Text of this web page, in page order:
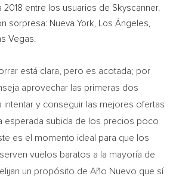
2018 entre los usuarios de Skyscanner.
sorpresa: Nueva York, Los Ángeles,
Vegas.
está clara, pero es acotada; por
aprovechar las primeras dos
intentar y conseguir las mejores ofertas
esperada subida de los precios poco
es el momento ideal para que los
vuelos baratos a la mayoría de
un propósito de Año Nuevo que sí